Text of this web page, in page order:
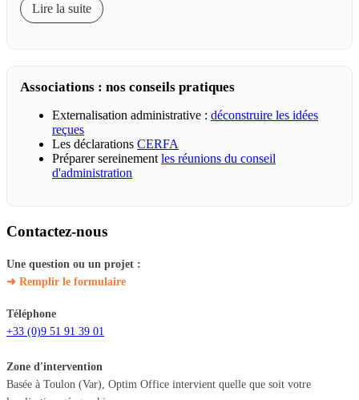
Lire la suite
Associations : nos conseils pratiques
Externalisation administrative : déconstruire les idées
reçues
Les déclarations CERFA
Préparer sereinement les réunions du conseil
d'administration
Contactez-nous
Une question ou un projet :
➜ Remplir le formulaire
Téléphone
+33 (0)9 51 91 39 01
Zone d'intervention
Basée à Toulon (Var), Optim Office intervient quelle que soit votre